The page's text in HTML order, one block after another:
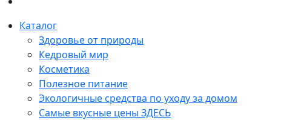
Каталог
Здоровье от природы
Кедровый мир
Косметика
Полезное питание
Экологичные средства по уходу за домом
Самые вкусные цены ЗДЕСЬ